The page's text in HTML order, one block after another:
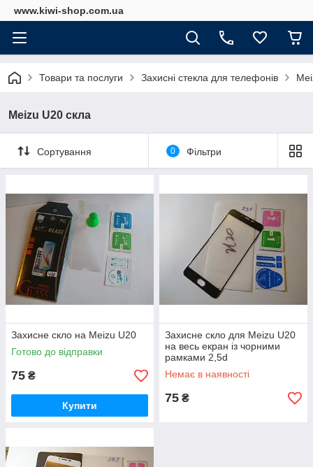
www.kiwi-shop.com.ua
Товари та послуги Захисні стекла для телефонів
Meizu U20 скла
Сортування 0 Фільтри
Захисне скло на Meizu U20
Готово до відправки
75 ₴
Купити
Захисне скло для Meizu U20
на весь екран із чорними
рамками 2,5d
Немає в наявності
75 ₴